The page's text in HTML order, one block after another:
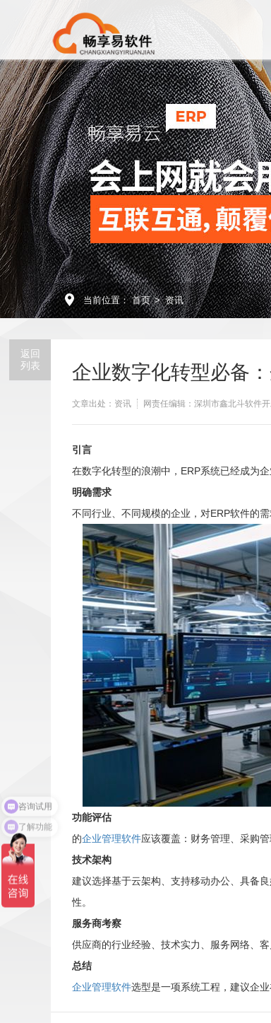
当前位置： 首页 > 资讯
返回
列表
企业数字化转型必备
文章出处：资讯 网责任编辑：深圳市鑫北斗软件
引言
在数字化转型的浪潮中，ERP系统已经成为
明确需求
不同行业、不同规模的企业，对ERP软件的
功能评估
的企业管理软件应该覆盖：财务管理、采购
技术架构
建议选择基于云架构、支持移动办公、具备
性。
服务商考察
供应商的行业经验、技术实力、服务网络、
总结
企业管理软件选型是一项系统工程，建议企